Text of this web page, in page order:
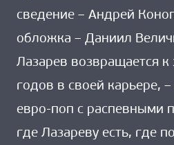
сведение – Андрей
обложка – Даниил
Лазарев возвращается к
годов в своей карьере,
евро-поп с распевными
где Лазареву есть, где